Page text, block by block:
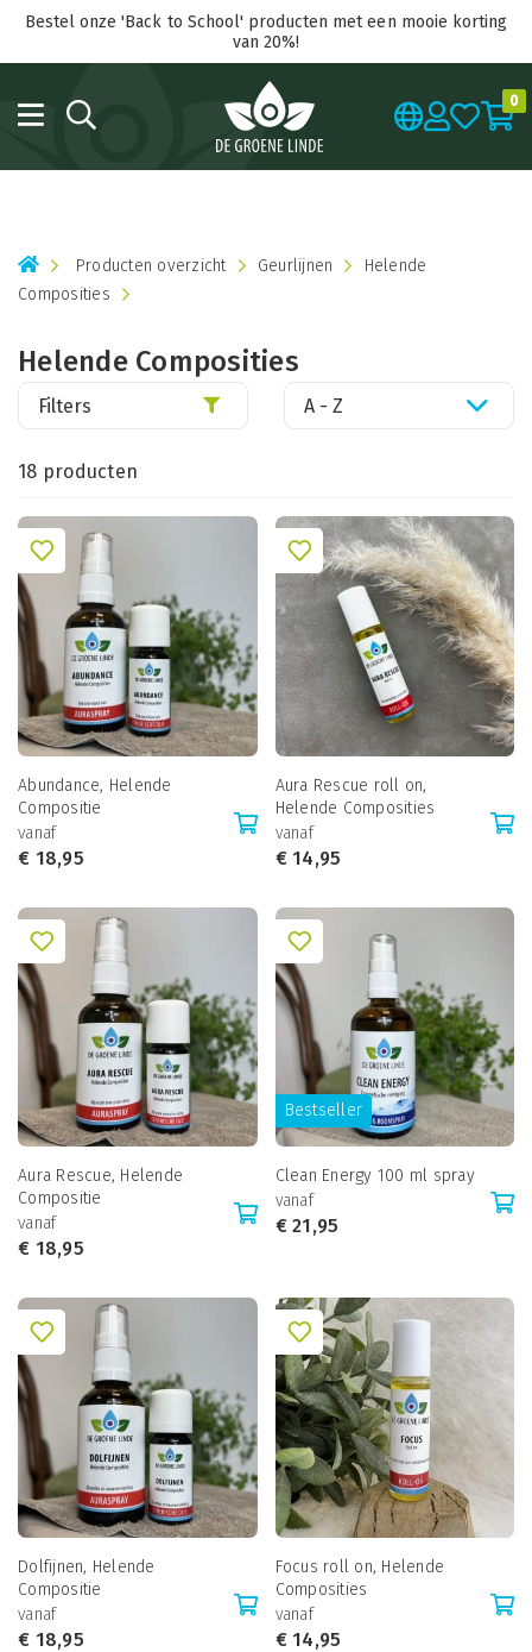
Bestel onze 'Back to School' producten met een mooie korting
van 20%!
0
Producten overzicht Geurlijnen
Helende
Composities
Helende Composities
18 producten
Filters A - Z
Abundance, Helende
Compositie
vanaf
€ 18,95
Aura Rescue roll on,
Helende Composities
vanaf
€14,95
Aura Rescue, Helende
Compositie
vanaf
€ 18,95
Bestseller
Clean Energy 100 ml spray
vanaf
€21,95
Dolfijnen, Helende
Compositie
vanaf
€ 18,95
Focus roll on, Helende
Composities
vanaf
€14,95